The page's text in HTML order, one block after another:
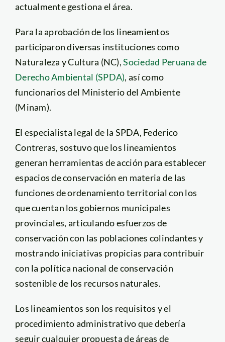
actualmente gestiona el área.
Para la aprobación de los lineamientos
participaron diversas instituciones como
Naturaleza y Cultura (NC),Sociedad Peruana de
Derecho Ambiental (SPDA), así como
funcionarios del Ministerio del Ambiente
(Minam).
El especialista legal de la SPDA, Federico
Contreras, sostuvo que los lineamientos
generan herramientas de acción para establecer
espacios de conservación en materia de las
funciones de ordenamiento territorial con los
que cuentan los gobiernos municipales
provinciales, articulando esfuerzos de
conservación con las poblaciones colindantes y
mostrando iniciativas propicias para contribuir
con la política nacional de conservación
sostenible de los recursos naturales.
Los lineamientos son los requisitos y el
procedimiento administrativo que debería
seguir cualquier propuesta de áreas de